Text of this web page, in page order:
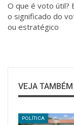
O que é voto útil?
o significado do
ou estratégico
VEJA TAMBÉM
POLÍTICA